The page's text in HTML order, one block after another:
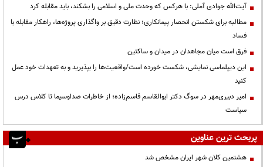
آیت‌الله جوادی آملی: با هرکس که وحدت ملی و اسلامی را بشکند، باید مقابله کرد
مطالبه برای شکستن انحصار پیمانکاری؛ نظارت دقیق بر واگذاری پروژه‌ها، راهکار مقابله با
فساد
فرق است میان مجاهدان در میدان و ساکتین
این دیپلماسی نمایشی، شکست خورده است/واقعیت‌ها را بپذیرید و به تعهدات خود عمل
کنید
امیر دبیری‌مهر در سوگ دکتر ابوالقاسم قاسم‌زاده؛ از خاطرات صداوسیما تا کلاس درس
سیاست
پربحث ترین عناوین
هشتمین کلان شهر ایران مشخص شد